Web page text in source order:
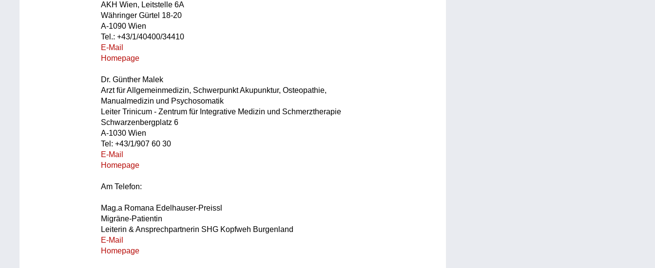
AKH Wien, Leitstelle 6A
Währinger Gürtel 18-20
A-1090 Wien
Tel.: +43/1/40400/34410
E-Mail
Homepage
Dr. Günther Malek
Arzt für Allgemeinmedizin, Schwerpunkt Akupunktur, Osteopathie,
Manualmedizin und Psychosomatik
Leiter Trinicum - Zentrum für Integrative Medizin und Schmerztherapie
Schwarzenbergplatz 6
A-1030 Wien
Tel: +43/1/907 60 30
E-Mail
Homepage
Am Telefon:
Mag.a Romana Edelhauser-Preissl
Migräne-Patientin
Leiterin & Ansprechpartnerin SHG Kopfweh Burgenland
E-Mail
Homepage